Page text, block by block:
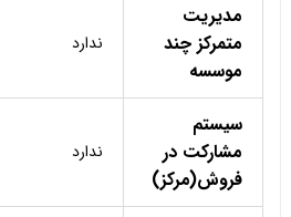
مدیریت
متمرکز چند
موسسه
ندارد
سیستم
مشارکت در
فروش(مرکز)
ندارد